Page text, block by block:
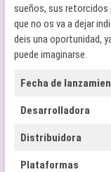
sueños, sus retorcidos
que no os va a dejar
deis una oportunidad,
puede imaginarse.
Fecha de
Desarrolladora
Distribuidora
Plataformas